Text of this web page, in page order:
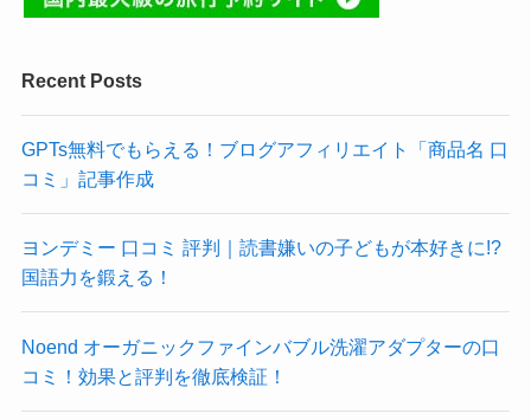
Recent Posts
GPTs無料でもらえる！ブログアフィリエイト「商品名 口
コミ」記事作成
ヨンデミー 口コミ 評判｜読書嫌いの子どもが本好きに!?
国語力を鍛える！
Noend オーガニックファインバブル洗濯アダプターの口
コミ！効果と評判を徹底検証！